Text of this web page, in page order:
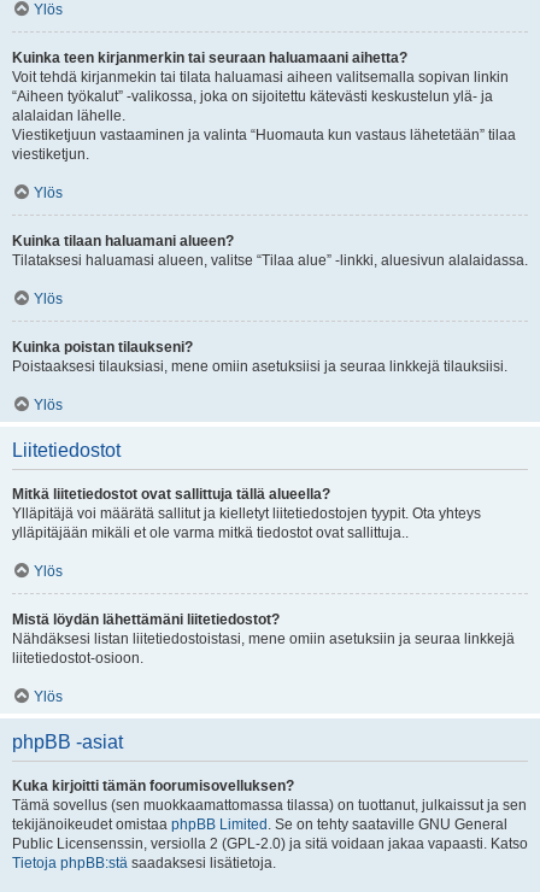
Ylös
Kuinka teen kirjanmerkin tai seuraan haluamaani aihetta?
Voit tehdä kirjanmekin tai tilata haluamasi aiheen valitsemalla sopivan linkin
“Aiheen työkalut” -valikossa, joka on sijoitettu kätevästi keskustelun ylä- ja
alalaidan lähelle.
Viestiketjuun vastaaminen ja valinta “Huomauta kun vastaus lähetetään” tilaa
viestiketjun.
Ylös
Kuinka tilaan haluamani alueen?
Tilataksesi haluamasi alueen, valitse “Tilaa alue” -linkki, aluesivun alalaidassa.
Ylös
Kuinka poistan tilaukseni?
Poistaaksesi tilauksiasi, mene omiin asetuksiisi ja seuraa linkkejä tilauksiisi.
Ylös
Liitetiedostot
Mitkä liitetiedostot ovat sallittuja tällä alueella?
Ylläpitäjä voi määrätä sallitut ja kielletyt liitetiedostojen tyypit. Ota yhteys
ylläpitäjään mikäli et ole varma mitkä tiedostot ovat sallittuja..
Ylös
Mistä löydän lähettämäni liitetiedostot?
Nähdäksesi listan liitetiedostoistasi, mene omiin asetuksiin ja seuraa linkkejä
liitetiedostot-osioon.
Ylös
phpBB -asiat
Kuka kirjoitti tämän foorumisovelluksen?
Tämä sovellus (sen muokkaamattomassa tilassa) on tuottanut, julkaissut ja sen
tekijänoikeudet omistaa phpBB Limited . Se on tehty saataville GNU General
Public Licensenssin, versiolla 2 (GPL-2.0) ja sitä voidaan jakaa vapaasti. Katso
Tietoja phpBB:stä saadaksesi lisätietoja.